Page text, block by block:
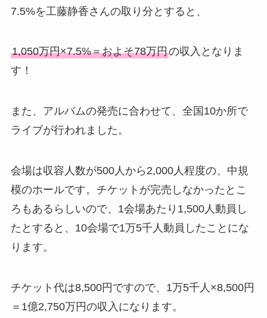
7.5%を工藤静香さんの取り分とすると、
1,050万円×7.5%＝およそ78万円の収入となりま
す！
また、アルバムの発売に合わせて、全国10か所で
ライブが行われました。
会場は収容人数が500人から2,000人程度の、中規
模のホールです。チケットが完売しなかったとこ
ろもあるらしいので、1会場あたり1,500人動員し
たとすると、10会場で1万5千人動員したことにな
ります。
チケット代は8,500円ですので、1万5千人×8,500円
＝1億2,750万円の収入になります。